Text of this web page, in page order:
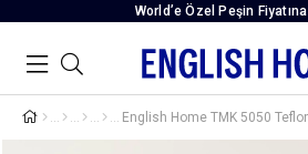
World’e Özel Peşin Fiyatına